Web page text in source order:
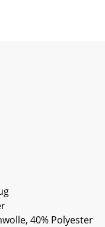
40% Polyester